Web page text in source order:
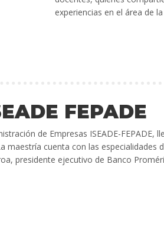
experiencias en el área de
FEPADE
de Empresas ISEADE-
cuenta con las especialidades
presidente ejecutivo de Banco